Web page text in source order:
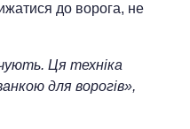
до ворога, не
Ця техніка
для ворогів»,